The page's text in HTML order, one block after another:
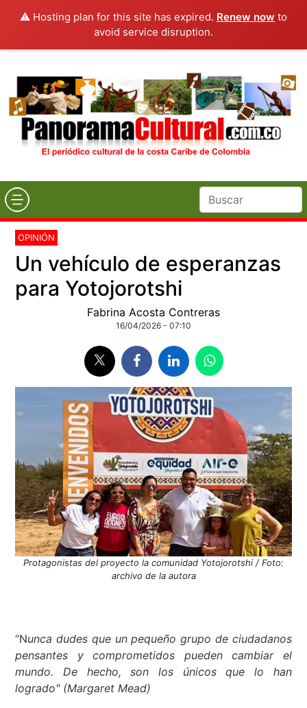
⚠️ Hosting plan for this site has expired. Renew now to
avoid service disruption.
OPINIÓN
Un vehículo de esperanzas
para Yotojorotshi
Fabrina Acosta Contreras
16/04/2026 - 07:10
Protagonistas del proyecto la comunidad Yotojorotshi / Foto:
archivo de la autora
“Nunca dudes que un pequeño grupo de ciudadanos
pensantes y comprometidos pueden cambiar el
mundo. De hecho, son los únicos que lo han
logrado" (Margaret Mead)